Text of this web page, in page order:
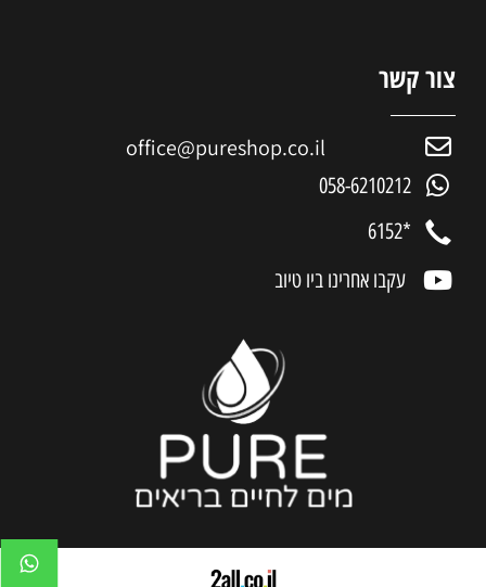
צור קשר
office@pureshop.co.il
058-6210212
*6152
עקבו אחרינו ביו טיוב